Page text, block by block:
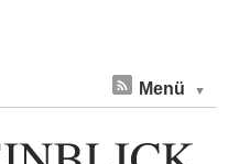
Menü